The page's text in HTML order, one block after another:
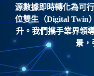
源數據即時轉化為可
位雙生（Digital Twin
升。我們攜手業界領
景，